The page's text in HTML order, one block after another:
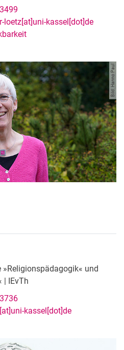
loetz[at]uni-kassel[dot]de
Bild: Hanno Paul
»Religionspädagogik« und
| IEvTh
kassel[dot]de